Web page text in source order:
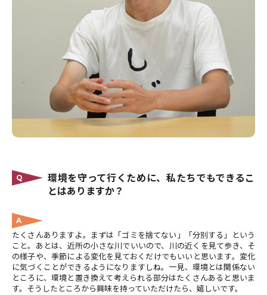
Q
環境を守って行くために、私たちでもできるこ
とはありますか？
A
たくさんありますよ。まずは「ゴミを捨てない」「分別する」という
こと。あとは、近所の小さな川でいいので、川の近くを見て歩き、そ
の様子や、季節による変化を見ておくだけでもいいと思います。変化
に気づくことができるようになりますしね。一見、環境とは関係ない
ところに、環境と置き換えて考えられる部分はたくさんあると思いま
す。そうしたところから興味を持っていただけたら、嬉しいです。